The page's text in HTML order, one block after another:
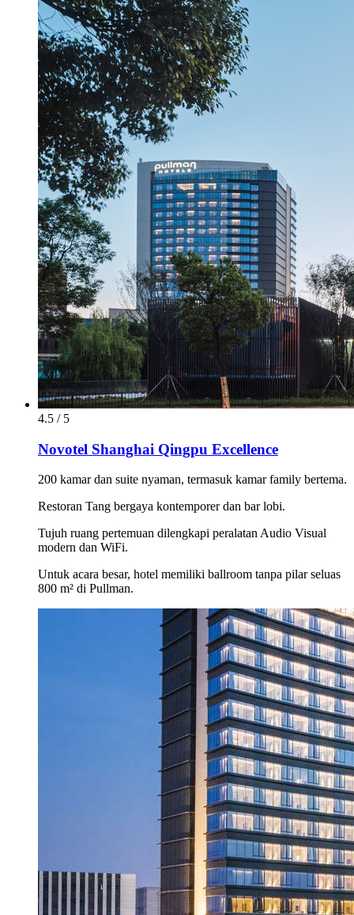
4.5 / 5
Novotel Shanghai Qingpu Excellence
200 kamar dan suite nyaman, termasuk kamar family bertema.
Restoran Tang bergaya kontemporer dan bar lobi.
Tujuh ruang pertemuan dilengkapi peralatan Audio Visual
modern dan WiFi.
Untuk acara besar, hotel memiliki ballroom tanpa pilar seluas
800 m² di Pullman.